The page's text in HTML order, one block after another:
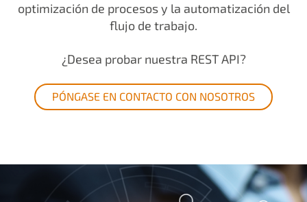
optimización de procesos y la automatización del
flujo de trabajo.
¿Desea probar nuestra REST API?
PÓNGASE EN CONTACTO CON NOSOTROS